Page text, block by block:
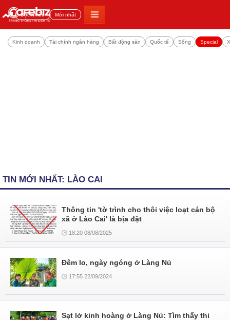
Đọc nhiều Mới nhất
Kinh doanh Tài chính ngân hàng Bất động sản Quốc tế Sống Special
TIN MỚI NHẤT: LÀO CAI
Thông tin 'tờ trình cho thôi việc loạt cán bộ
xã ở Lào Cai' là bịa đặt
18:20 08/08/2025
Đêm lo, ngày ngóng ở Làng Nủ
17:55 22/09/2024
Sạt lở kinh hoàng ở Làng Nủ: Tìm thấy thi